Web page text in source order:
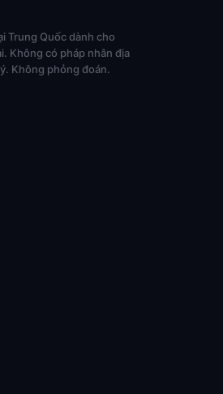
Trung Quốc dành cho
Không có pháp nhân địa
Không phỏng đoán.